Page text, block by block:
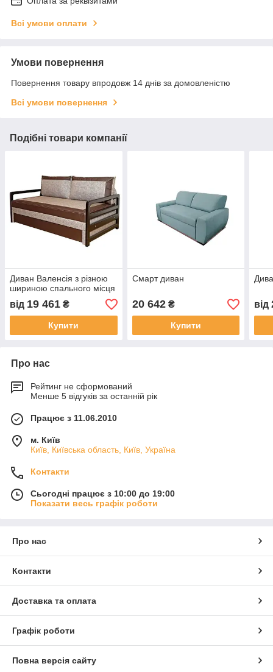
Всі умови оплати
Умови повернення
Повернення товару впродовж 14 днів за домовленістю
Всі умови повернення
Подібні товари компанії
Диван Валенсія з різною
шириною спального місця
від 19 461 ₴
Купити
Смарт диван
20 642₴
Купити
від
Про нас
Рейтинг не сформований
Менше 5 відгуків за останній рік
Працює з 11.06.2010
м. Київ
Київ, Київська область, Київ, Україна
Контакти
Сьогодні працює з 10:00 до 19:00
Показати весь графік роботи
Про нас
Контакти
Доставка та оплата
Графік роботи
Повна версія сайту